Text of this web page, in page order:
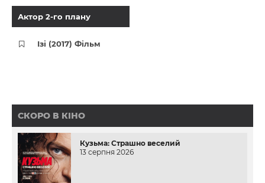
Актор 2-го плану
Ізі (2017) Фільм
СКОРО В КІНО
Кузьма: Страшно веселий
13 серпня 2026